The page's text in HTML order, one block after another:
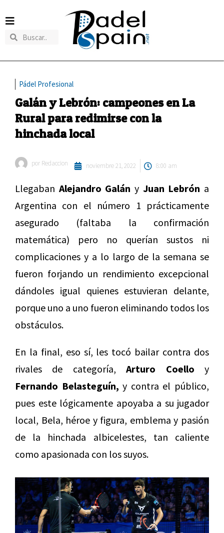
Pádel Profesional
Galán y Lebrón: campeones en La
Rural para redimirse con la
hinchada local
por Redaccion noviembre 21, 2022 8:00 am
Llegaban Alejandro Galán y Juan Lebrón a
Argentina con el número 1 prácticamente
asegurado (faltaba la confirmación
matemática) pero no querían sustos ni
complicaciones y a lo largo de la semana se
fueron forjando un rendimiento excepcional
dándoles igual quienes estuvieran delante,
porque uno a uno fueron eliminando todos los
obstáculos.
En la final, eso sí, les tocó bailar contra dos
rivales de categoría,Arturo Coello y
Fernando Belasteguín, y contra el público,
pues este lógicamente apoyaba a su jugador
local, Bela, héroe y figura, emblema y pasión
de la hinchada albicelestes, tan caliente
como apasionada con los suyos.